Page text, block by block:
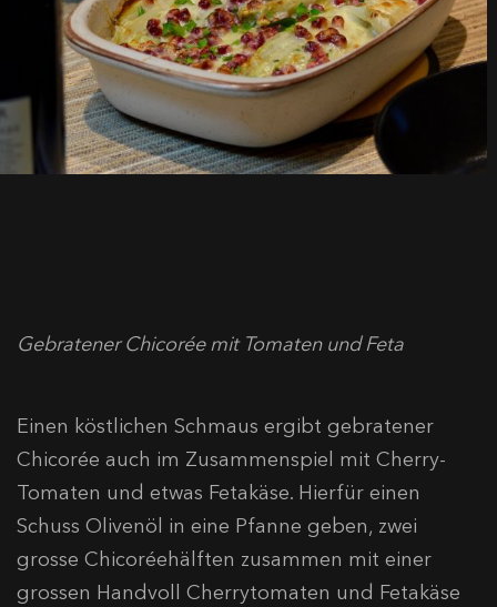
Gebratener Chicorée mit Tomaten und Feta
Einen köstlichen Schmaus ergibt gebratener
Chicorée auch im Zusammenspiel mit Cherry-
Tomaten und etwas Fetakäse. Hierfür einen
Schuss Olivenöl in eine Pfanne geben, zwei
grosse Chicoréehälften zusammen mit einer
grossen Handvoll Cherrytomaten und Fetakäse